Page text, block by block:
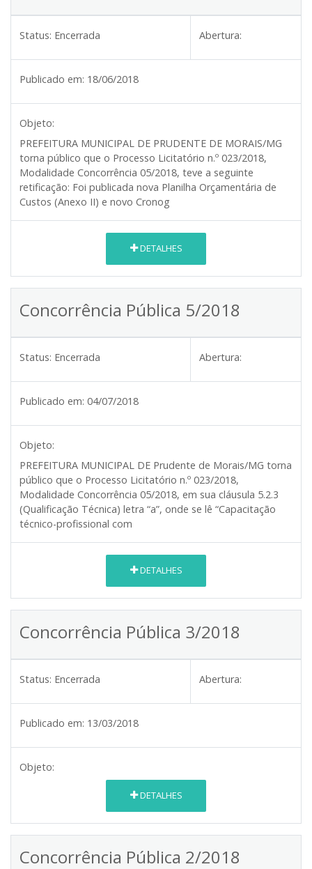
Status: Encerrada Abertura:
Publicado em: 18/06/2018
Objeto:
PREFEITURA MUNICIPAL DE PRUDENTE DE MORAIS/MG
torna público que o Processo Licitatório n.º 023/2018,
Modalidade Concorrência 05/2018, teve a seguinte
retificação: Foi publicada nova Planilha Orçamentária de
Custos (Anexo II) e novo Cronog
DETALHES
Concorrência Pública 5/2018
Status: Encerrada Abertura:
Publicado em: 04/07/2018
Objeto:
PREFEITURA MUNICIPAL DE Prudente de Morais/MG torna
público que o Processo Licitatório n.º 023/2018,
Modalidade Concorrência 05/2018, em sua cláusula 5.2.3
(Qualificação Técnica) letra “a”, onde se lê “Capacitação
técnico-profissional com
DETALHES
Concorrência Pública 3/2018
Status: Encerrada Abertura:
Publicado em: 13/03/2018
Objeto:
DETALHES
Concorrência Pública 2/2018